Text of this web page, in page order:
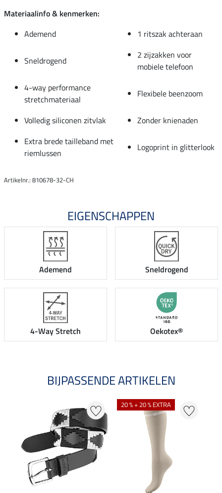
Materiaalinfo & kenmerken:
Ademend
1 ritszak achteraan
Sneldrogend
2 zijzakken voor
mobiele telefoon
4-way performance
stretchmateriaal
Flexibele beenzoom
Volledig siliconen zitvlak
Zonder knienaden
Extra brede tailleband met
riemlussen
Logoprint in glitterlook
Artikelnr.: 810678-32-CH
EIGENSCHAPPEN
Ademend Sneldrogend
4-Way Stretch Oekotex®
BIJPASSENDE ARTIKELEN
20 % + 20 % EXTRA